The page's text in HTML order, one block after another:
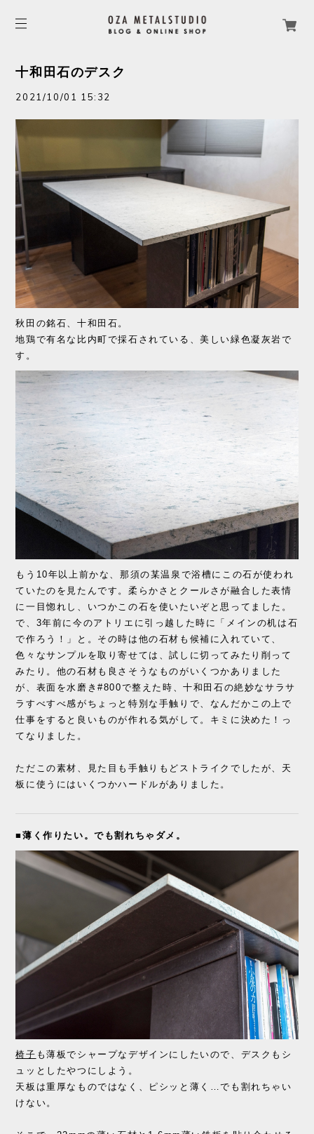
十和田石のデスク
2021/10/01 15:32
秋田の銘石、十和田石。
地鶏で有名な比内町で採石されている、美しい緑色凝灰岩で
す。
もう10年以上前かな、那須の某温泉で浴槽にこの石が使われ
ていたのを見たんです。柔らかさとクールさが融合した表情
に一目惚れし、いつかこの石を使いたいぞと思ってました。
で、3年前に今のアトリエに引っ越した時に「メインの机は石
で作ろう！」と。その時は他の石材も候補に入れていて、
色々なサンプルを取り寄せては、試しに切ってみたり削って
みたり。他の石材も良さそうなものがいくつかありました
が、表面を水磨き#800で整えた時、十和田石の絶妙なサラサ
ラすべすべ感がちょっと特別な手触りで、なんだかこの上で
仕事をすると良いものが作れる気がして。キミに決めた！っ
てなりました。
ただこの素材、見た目も手触りもどストライクでしたが、天
板に使うにはいくつかハードルがありました。
■薄く作りたい。でも割れちゃダメ。
椅子 も薄板でシャープなデザインにしたいので、デスクもシ
ュッとしたやつにしよう。
天板は重厚なものではなく、ピシッと薄く…でも割れちゃい
けない。